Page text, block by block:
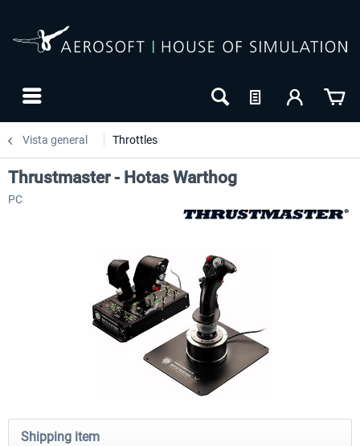
Vista general Throttles
Honeycomb - Bravo Throttle Quadrant Honeycomb Yoke & Throttle
Thrustmaster - Hotas Warthog
PC
Shipping item